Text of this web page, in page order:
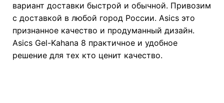
вариант доставки быстрой и обычной. Привозим
с доставкой в любой город России. Asics это
признанное качество и продуманный дизайн.
Asics Gel-Kahana 8 практичное и удобное
решение для тех кто ценит качество.